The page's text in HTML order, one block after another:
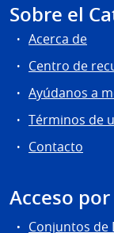
Sobre el
Acerca de
Centro de
Ayúdanos a
Términos de
Contacto
Acceso
Conjuntos de